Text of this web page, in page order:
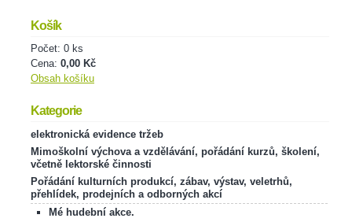
Košík
Počet: 0 ks
Cena: 0,00 Kč
Obsah košíku
Kategorie
elektronická evidence tržeb
Mimoškolní výchova a vzdělávání, pořádání kurzů, školení,
včetně lektorské činnosti
Pořádání kulturních produkcí, zábav, výstav, veletrhů,
přehlídek, prodejních a odborných akcí
Mé hudební akce.